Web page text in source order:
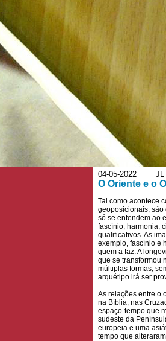
04-05-2022 JL -
O Oriente e o
Tal como acontece
geoposicionais; são
só se entendem ao
fascínio, harmonia,
qualificativos. As
exemplo, fascínio e
quem a faz. A
que se transformou
múltiplas formas,
arquétipo irá ser
As relações entre o
na Bíblia, nas
espaço-tempo que
sudeste da
europeia e uma
tempo que